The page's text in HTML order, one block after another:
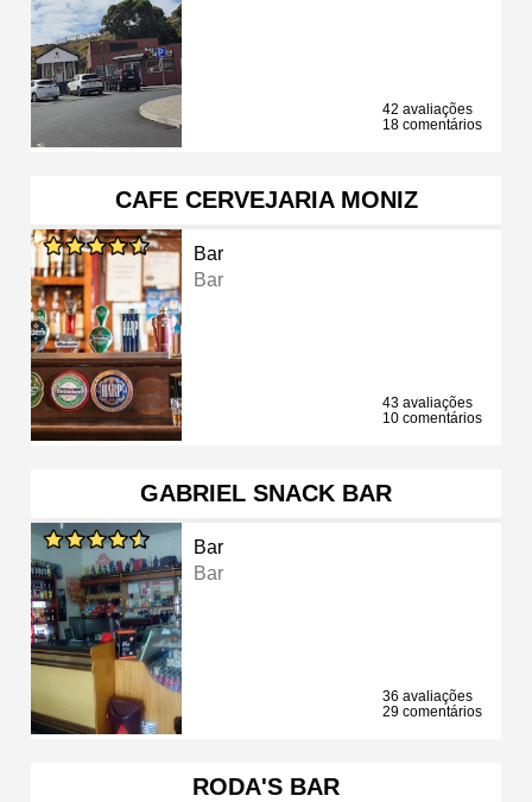
42 avaliações
18 comentários
CAFE CERVEJARIA MONIZ
Bar
Bar
43 avaliações
10 comentários
GABRIEL SNACK BAR
Bar
Bar
36 avaliações
29 comentários
RODA'S BAR